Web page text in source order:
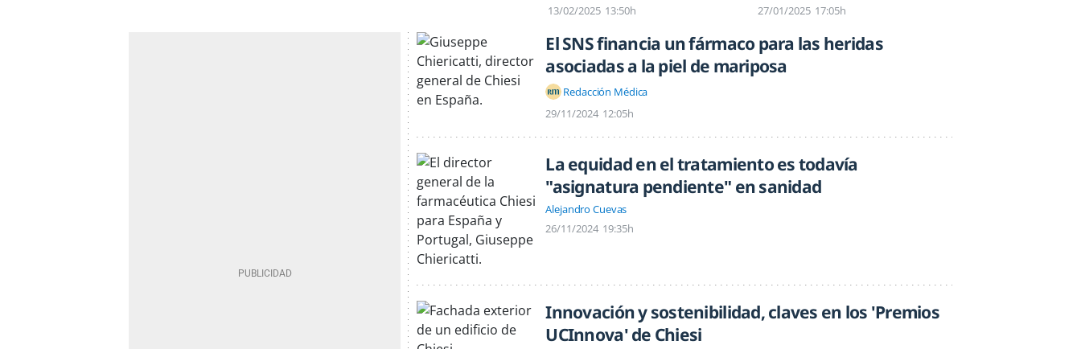
13/02/2025 13:50h
27/01/2025 17:05h
El SNS financia un fármaco para las heridas
asociadas a la piel de mariposa
Redacción Médica
29/11/2024 12:05h
La equidad en el tratamiento es todavía
"asignatura pendiente" en sanidad
Alejandro Cuevas
26/11/2024 19:35h
Innovación y sostenibilidad, claves en los 'Premios
UCInnova' de Chiesi